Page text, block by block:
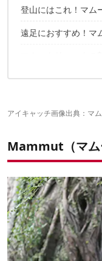
シックで個性的
オフィスワークに
キュートなのに頑
フルオープン
登山にはこれ！マム
小物収納が充実
背面長調整可能
幅広タイプ
マムート Trion
初めての本格的リ
ファスナー広げて
全サイド通気シス
カラー展開豊富
遠足におすすめ！マ
使いやすさ抜群
オン・オフ両方で活
マムートリュックの
アイキャッチ画像出典： マ
Mammut（マム